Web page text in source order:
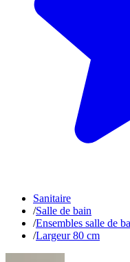
Sanitaire
/Salle de bain
/Ensembles salle de
/Largeur 80 cm